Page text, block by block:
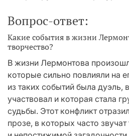
Вопрос-ответ:
Какие события в жизни
творчество?
В жизни Лермонтова
которые сильно повлияли на
из таких событий была дуэль,
участвовал и которая стала
судьбы. Этот конфликт
прозе, в которых часто